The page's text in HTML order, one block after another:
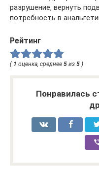
разрушение, вернуть
потребность в
Рейтинг
( 1 оценка, среднее 5 из 5 )
Понравилась